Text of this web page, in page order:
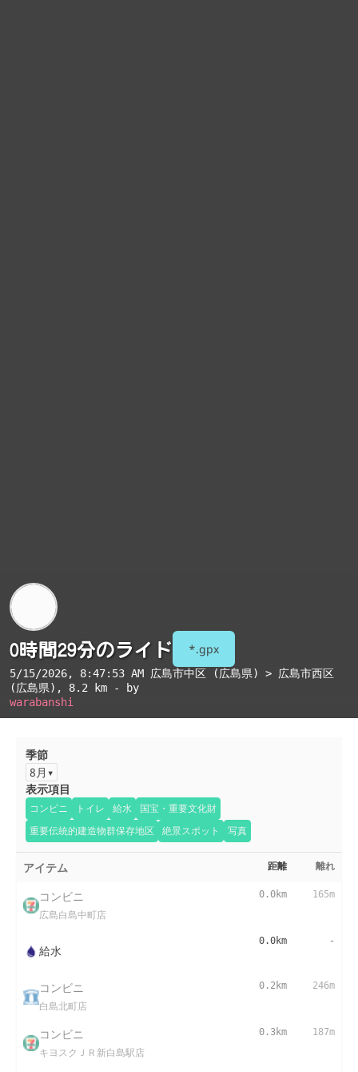
0時間29分のライド *.gpx
5/15/2026, 8:47:53 AM 広島市中区 (広島県) > 広島市西区
(広島県) , 8.2 km - by
warabanshi
季節
8月
表示項目
コンビニ トイレ 給水
国宝・重要文化財
重要伝統的建造物群保存地区
絶景スポット 写真
アイテム 距離 離れ
コンビニ
広島白島中町店
0.0km 165m
給水
0.0km -
コンビニ
白島北町店
0.2km 246m
コンビニ
キヨスクＪＲ新白島駅店
0.3km 187m